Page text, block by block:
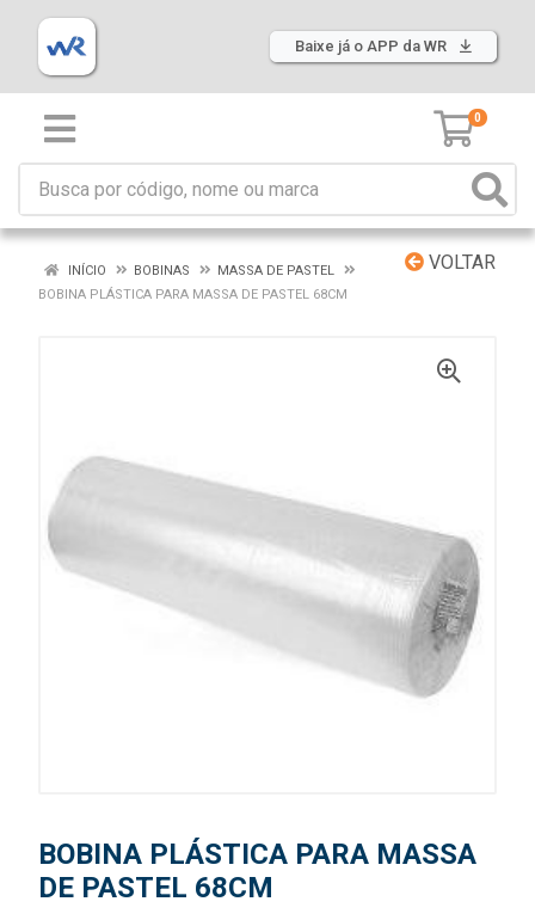
Baixe já o APP da WR
0
VOLTAR
INÍCIO BOBINAS
MASSA DE PASTEL
BOBINA PLÁSTICA PARA MASSA DE PASTEL 68CM
BOBINA PLÁSTICA PARA MASSA
DE PASTEL 68CM